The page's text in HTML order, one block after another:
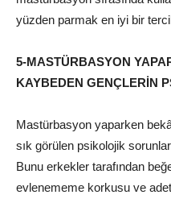
yüzden parmak en iyi bir
5-MASTÜRBASYON
KAYBEDEN GENÇLERİN
Mastürbasyon yaparken
sık görülen psikolojik
Bunu erkekler tarafından
evlenememe korkusu ve